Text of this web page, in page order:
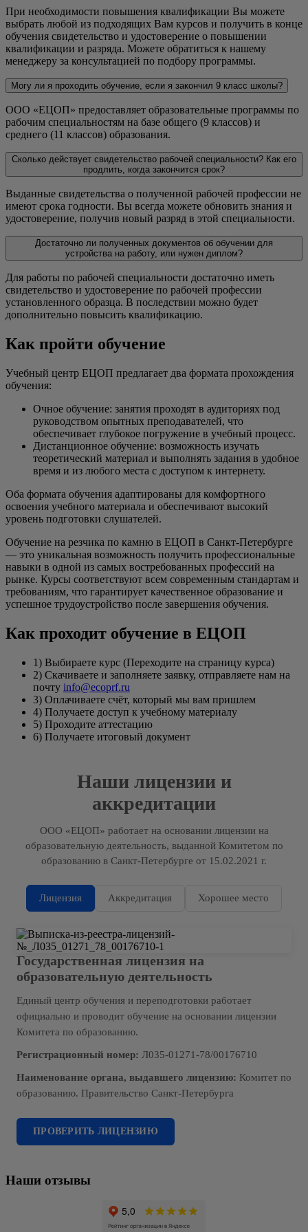
При необходимости повышения квалификации Вы можете
выбрать любой из подходящих Вам курсов и получить в конце
обучения свидетельство и удостоверение о повышении
квалификации и разряда. Можете обратиться к нашему
менеджеру за консультацией по подбору программы.
Могу ли я проходить обучение, если я закончил 9 класс школы?
ООО «ЕЦОП» предоставляет образовательные программы по
рабочим специальностям на базе общего (9 классов) и
среднего (11 классов) образования.
Сколько действует свидетельство рабочей специальности? Как его
продлить, когда закончится срок?
Выданные свидетельства о полученной рабочей профессии не
имеют срока годности. Вы всегда можете обновить знания и
удостоверение, получив новый разряд в этой специальности.
Достаточно ли полученных документов об обучении для
устройства на работу, или нужен диплом?
Для работы по рабочей специальности достаточно иметь
свидетельство и удостоверение по рабочей профессии
установленного образца. В последствии можно будет
дополнительно повысить квалификацию.
Как пройти обучение
Учебный центр ЕЦОП предлагает два формата прохождения
обучения:
Очное обучение: занятия проходят в аудиториях под
руководством опытных преподавателей, что
обеспечивает глубокое погружение в учебный процесс.
Дистанционное обучение: возможность изучать
теоретический материал и выполнять задания в удобное
время и из любого места с доступом к интернету.
Оба формата обучения адаптированы для комфортного
освоения учебного материала и обеспечивают высокий
уровень подготовки слушателей.
Обучение на резчика по камню в ЕЦОП в Санкт-Петербурге
— это уникальная возможность получить профессиональные
навыки в одной из самых востребованных профессий на
рынке. Курсы соответствуют всем современным стандартам и
требованиям, что гарантирует качественное образование и
успешное трудоустройство после завершения обучения.
Как проходит обучение в ЕЦОП
1) Выбираете курс (Переходите на страницу курса)
2) Скачиваете и заполняете заявку, отправляете нам на
почту info@ecoprf.ru
3) Оплачиваете счёт, который мы вам пришлем
4) Получаете доступ к учебному материалу
5) Проходите аттестацию
6) Получаете итоговый документ
Наши лицензии и
аккредитации
ООО «ЕЦОП» работает на основании лицензии на
образовательную деятельность, выданной Комитетом по
образованию в Санкт-Петербурге от 15.02.2021 г.
Лицензия Аккредитация Хорошее место
Государственная лицензия на
образовательную деятельность
Единый центр обучения и переподготовки работает
официально и проводит обучение на основании лицензии
Комитета по образованию.
Регистрационный номер: Л035-01271-78/00176710
Наименование органа, выдавшего лицензию: Комитет по
образованию. Правительство Санкт-Петербурга
ПРОВЕРИТЬ ЛИЦЕНЗИЮ
Наши отзывы